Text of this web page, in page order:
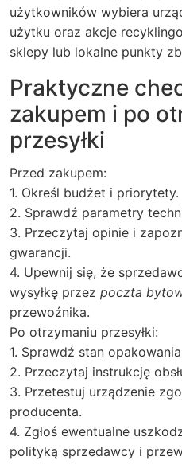
użytkowników wybiera
użytku oraz akcje
sklepy lub lokalne punkty
Praktyczne
zakupem i po
przesyłki
Przed zakupem:
1. Określ budżet i priorytety.
2. Sprawdź parametry
3. Przeczytaj opinie i
gwarancji.
4. Upewnij się, że
wysyłkę przez poczta
przewoźnika.
Po otrzymaniu przesyłki:
1. Sprawdź stan
2. Przeczytaj instrukcję
3. Przetestuj urządzenie
producenta.
4. Zgłoś ewentualne
polityką sprzedawcy i